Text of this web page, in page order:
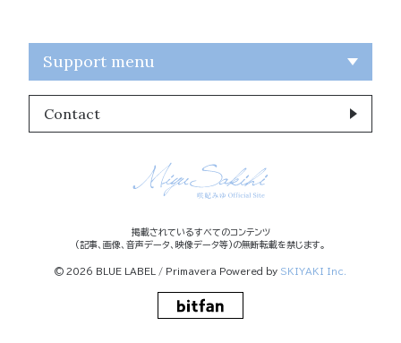
Support menu
Contact
掲載されているすべてのコンテンツ
(記事、画像、音声データ、映像データ等)の無断転載を禁じます。
© 2026 BLUE LABEL / Primavera Powered by SKIYAKI Inc.